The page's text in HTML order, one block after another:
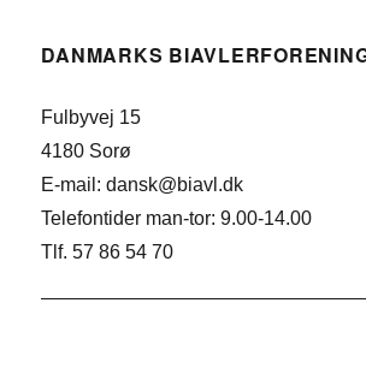
DANMARKS
Fulbyvej 15
4180 Sorø
E-mail: dansk@biavl.dk
Telefontider man-tor: 9.00-14.00
Tlf. 57 86 54 70